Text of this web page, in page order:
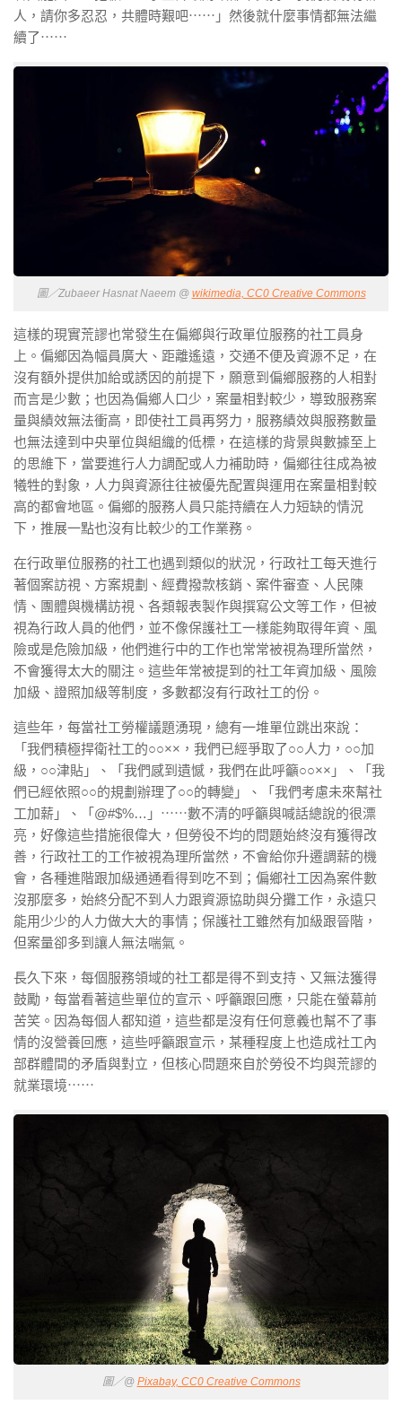
人，請你多忍忍，共體時艱吧⋯⋯」然後就什麼事情都無法繼
續了⋯⋯
圖／Zubaeer Hasnat Naeem @ wikimedia, CC0 Creative Commons
這樣的現實荒謬也常發生在偏鄉與行政單位服務的社工員身
上。偏鄉因為幅員廣大、距離遙遠，交通不便及資源不足，在
沒有額外提供加給或誘因的前提下，願意到偏鄉服務的人相對
而言是少數；也因為偏鄉人口少，案量相對較少，導致服務案
量與績效無法衝高，即使社工員再努力，服務績效與服務數量
也無法達到中央單位與組織的低標，在這樣的背景與數據至上
的思維下，當要進行人力調配或人力補助時，偏鄉往往成為被
犧牲的對象，人力與資源往往被優先配置與運用在案量相對較
高的都會地區。偏鄉的服務人員只能持續在人力短缺的情況
下，推展一點也沒有比較少的工作業務。
在行政單位服務的社工也遇到類似的狀況，行政社工每天進行
著個案訪視、方案規劃、經費撥款核銷、案件審查、人民陳
情、團體與機構訪視、各類報表製作與撰寫公文等工作，但被
視為行政人員的他們，並不像保護社工一樣能夠取得年資、風
險或是危險加級，他們進行中的工作也常常被視為理所當然，
不會獲得太大的關注。這些年常被提到的社工年資加級、風險
加級、證照加級等制度，多數都沒有行政社工的份。
這些年，每當社工勞權議題湧現，總有一堆單位跳出來說：
「我們積極捍衛社工的○○××，我們已經爭取了○○人力，○○加
級，○○津貼」、「我們感到遺憾，我們在此呼籲○○××」、「我
們已經依照○○的規劃辦理了○○的轉變」、「我們考慮未來幫社
工加薪」、「@#$%…」⋯⋯數不清的呼籲與喊話總說的很漂
亮，好像這些措施很偉大，但勞役不均的問題始終沒有獲得改
善，行政社工的工作被視為理所當然，不會給你升遷調薪的機
會，各種進階跟加級通通看得到吃不到；偏鄉社工因為案件數
沒那麼多，始終分配不到人力跟資源協助與分攤工作，永遠只
能用少少的人力做大大的事情；保護社工雖然有加級跟晉階，
但案量卻多到讓人無法喘氣。
長久下來，每個服務領域的社工都是得不到支持、又無法獲得
鼓勵，每當看著這些單位的宣示、呼籲跟回應，只能在螢幕前
苦笑。因為每個人都知道，這些都是沒有任何意義也幫不了事
情的沒營養回應，這些呼籲跟宣示，某種程度上也造成社工內
部群體間的矛盾與對立，但核心問題來自於勞役不均與荒謬的
就業環境⋯⋯
圖／@ Pixabay, CC0 Creative Commons